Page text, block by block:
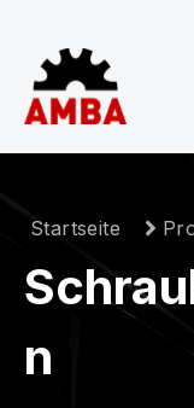
Startseite
n